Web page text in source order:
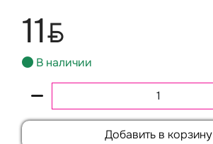
11BYN
В наличии
Добавить в корзину